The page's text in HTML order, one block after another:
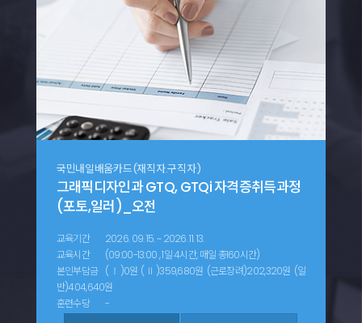
국민내일배움카드(재직자.구직자)
그래픽디자인과 GTQ, GTQi 자격증취득과정
(포토,일러)_오전
교육기간
2026. 09. 15. ~ 2026. 11. 13.
교육시간
(09:00-13:00 , 1일 4시간, 매일 총160시간)
본인부담금 (Ⅰ)0원 (Ⅱ)359,680원 (근로장려)202,320원 (일
반)404,640원
훈련수당
-